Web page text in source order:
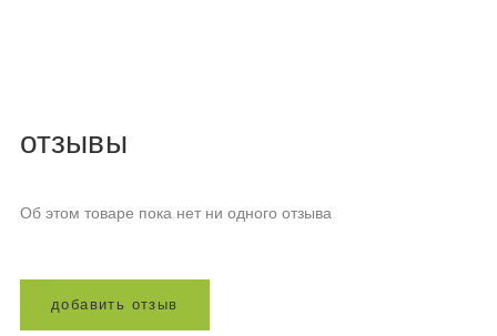
отзывы
Об этом товаре пока нет ни одного отзыва
добавит ь отз ыв